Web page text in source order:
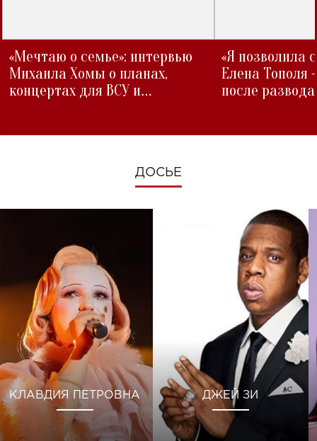
«Мечтаю о семье»: интервью
Михаила Хомы о планах,
концертах для ВСУ и
«Я позволила
Елена Тополя
после развода
ДОСЬЕ
КЛАВДИЯ ПЕТРОВНА ДЖЕЙ ЗИ